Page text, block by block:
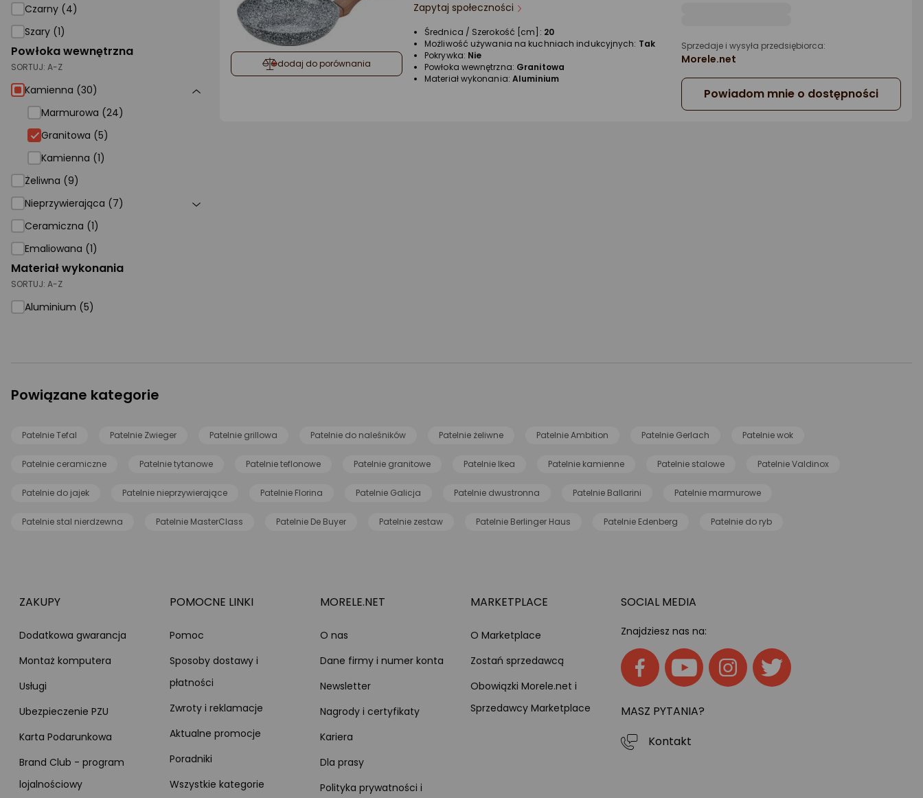
Czarny (4)
Szary (1)
Powłoka wewnętrzna
SORTUJ: A-Z
Kamienna (30)
Marmurowa (24)
Granitowa
Granitowa (5)
Kamienna (1)
Żeliwna (9)
Nieprzywierająca (7)
Ceramiczna (1)
Emaliowana (1)
Materiał wykonania
SORTUJ: A-Z
Aluminium (5)
dodaj do porównania
Zapytaj społeczności
Średnica / Szerokość [cm]: 20
Możliwość używania na kuchniach indukcyjnych: Tak
Pokrywka: Nie
Powłoka wewnętrzna: Granitowa
Materiał wykonania: Aluminium
Sprzedaje i wysyła przedsiębiorca:
Morele.net
Powiadom mnie o dostępności
Powiązane kategorie
Patelnie Tefal Patelnie Zwieger Patelnie grillowa Patelnie do naleśników Patelnie żeliwne Patelnie Ambition Patelnie Gerlach Patelnie wok
Patelnie ceramiczne Patelnie tytanowe Patelnie teflonowe Patelnie granitowe Patelnie Ikea Patelnie kamienne Patelnie stalowe Patelnie Valdinox
Patelnie do jajek Patelnie nieprzywierające Patelnie Florina Patelnie Galicja Patelnie dwustronna Patelnie Ballarini Patelnie marmurowe
Patelnie stal nierdzewna Patelnie MasterClass Patelnie De Buyer Patelnie zestaw Patelnie Berlinger Haus Patelnie Edenberg Patelnie do ryb
ZAKUPY
Dodatkowa gwarancja
Montaż komputera
Usługi
Ubezpieczenie PZU
Karta Podarunkowa
Brand Club - program
lojalnościowy
POMOCNE LINKI
Pomoc
Sposoby dostawy i
płatności
Zwroty i reklamacje
Aktualne promocje
Poradniki
Wszystkie kategorie
MORELE.NET
O nas
Dane firmy i numer konta
Newsletter
Nagrody i certyfikaty
Kariera
Dla prasy
Polityka prywatności i
MARKETPLACE
O Marketplace
Zostań sprzedawcą
Obowiązki Morele.net i
Sprzedawcy Marketplace
SOCIAL MEDIA
Znajdziesz nas na:
MASZ PYTANIA?
Kontakt